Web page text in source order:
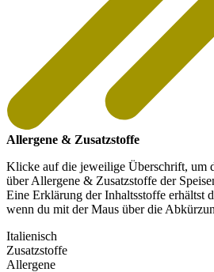
Allergene & Zusatzstoffe
Klicke auf die jeweilige Überschrift, um
über Allergene & Zusatzstoffe der
Eine Erklärung der Inhaltsstoffe erhältst
wenn du mit der Maus über die
Italienisch
Zusatzstoffe
Allergene